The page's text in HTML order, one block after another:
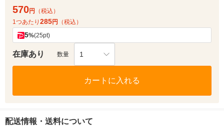
570円
（税込）
1つあたり 285円 （税込）
5%(25pt)
在庫あり 数量 1
カートに入れる
配送情報・送料について